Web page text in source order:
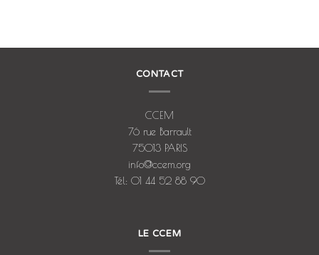
CONTACT
CCEM
76 rue Barrault
75013 PARIS
info@ccem.org
Tél: 01 44 52 88 90
LE CCEM